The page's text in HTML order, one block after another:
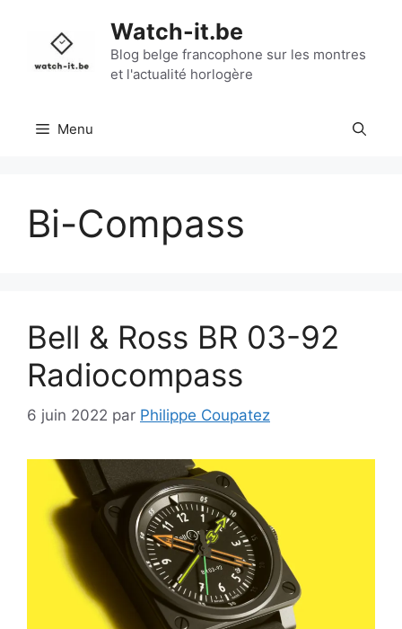
contenu
Watch-it.be
Blog belge francophone sur les montres
et l'actualité horlogère
Menu
Bi-Compass
Bell & Ross BR 03-92
Radiocompass
6 juin 2022 par Philippe Coupatez